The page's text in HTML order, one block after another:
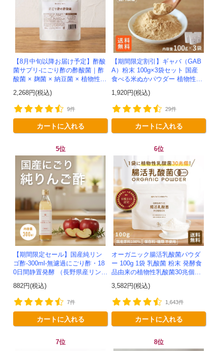
【8月中旬以降お届け予定】酢酸
菌サプリ-にごり酢の酢酸菌｜酢
酸菌 × 麹菌 × 納豆菌 × 植物性乳
酸菌20兆個を一粒に凝縮-かわし
ま屋-モニター追加20...
2,268円(税込)
9件
カートに入れる
【期間限定割引】ギャバ（GAB
A）粉末 100g×3袋セット 国産
食べる米ぬかパウダー 植物性乳
酸菌発酵 -かわしま屋- 【送料無
料】*メール便での発送...
1,920円(税込)
29件
カートに入れる
5位
【期間限定セール】国産純リン
ゴ酢-300ml-無濾過にごり酢・18
0日間静置発酵 （長野県産リンゴ
100%）-かわしま屋-
882円(税込)
7件
カートに入れる
6位
オーガニック腸活乳酸菌パウダ
ー 100g 1袋 乳酸菌 粉末 発酵食
品由来の植物性乳酸菌30兆個入
り！有機JAS認定 -かわしま屋-
【送料無料】 *メ...
3,582円(税込)
1,643件
カートに入れる
7位 8位